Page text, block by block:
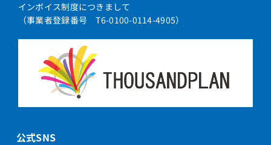
インボイス制度につきまして
（事業者登録番号 T6-0100-0114-4905）
公式SNS